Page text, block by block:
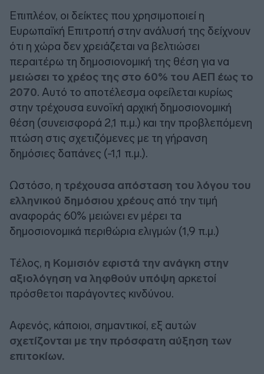
Επιπλέον, οι δείκτες που χρησιμοποιεί η
Ευρωπαϊκή Επιτροπή στην ανάλυσή της δείχνουν
ότι η χώρα δεν χρειάζεται να βελτιώσει
περαιτέρω τη δημοσιονομική της θέση για να
μειώσει το χρέος της στο 60% του ΑΕΠ έως το
2070. Αυτό το αποτέλεσμα οφείλεται κυρίως
στην τρέχουσα ευνοϊκή αρχική δημοσιονομική
θέση (συνεισφορά 2,1 π.μ.) και την προβλεπόμενη
πτώση στις σχετιζόμενες με τη γήρανση
δημόσιες δαπάνες (-1,1 π.μ.).
Ωστόσο, η τρέχουσα απόσταση του λόγου του
ελληνικού δημόσιου χρέους από την τιμή
αναφοράς 60% μειώνει εν μέρει τα
δημοσιονομικά περιθώρια ελιγμών (1,9 π.μ.)
Τέλος, η Κομισιόν εφιστά την ανάγκη στην
αξιολόγηση να ληφθούν υπόψη αρκετοί
πρόσθετοι παράγοντες κινδύνου.
Αφενός, κάποιοι, σημαντικοί, εξ αυτών
σχετίζονται με την πρόσφατη αύξηση των
επιτοκίων.